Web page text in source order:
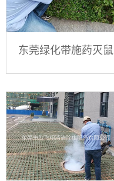
东莞绿化带施药灭鼠